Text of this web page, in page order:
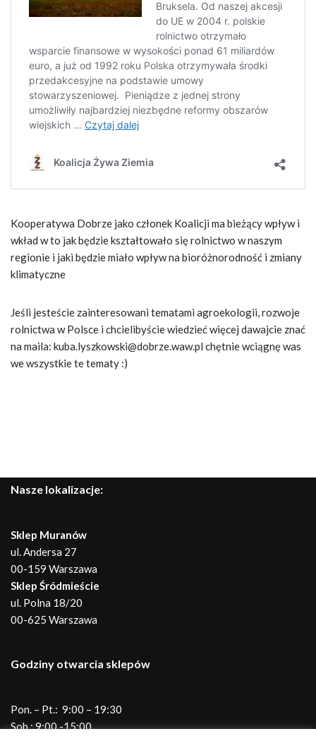
Kooperatywa Dobrze jako członek Koalicji ma bieżący wpływ i
wkład w to jak będzie kształtowało się rolnictwo w naszym
regionie i jaki będzie miało wpływ na bioróżnorodność i zmiany
klimatyczne
Jeśli jesteście zainteresowani tematami agroekologii, rozwoje
rolnictwa w Polsce i chcielibyście wiedzieć więcej dawajcie znać
na maila: kuba.lyszkowski@dobrze.waw.pl chętnie wciągnę was
we wszystkie te tematy :)
Nasze lokalizacje:
Sklep Muranów
ul. Andersa 27
00-159 Warszawa
Sklep Śródmieście
ul. Polna 18/20
00-625 Warszawa
Godziny otwarcia sklepów
Pon. – Pt.: 9:00 – 19:30
Sob.: 9:00 -15:00